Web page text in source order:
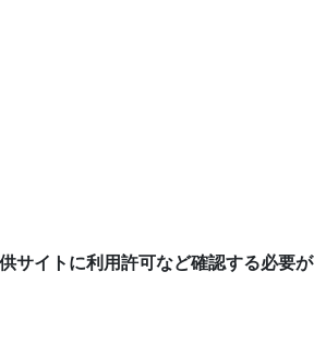
サイトに利用許可など確認する必要が